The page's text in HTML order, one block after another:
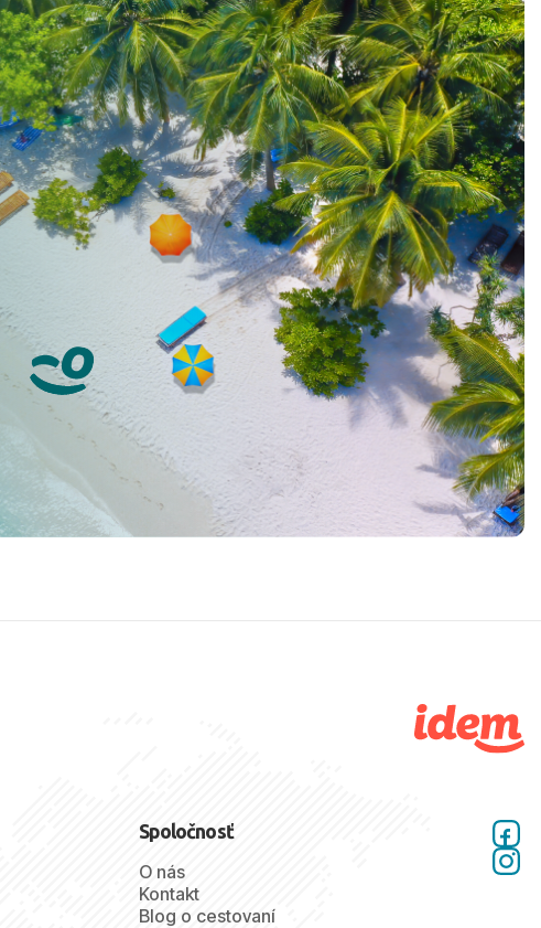
Spoločnosť
O nás
Kontakt
Blog o cestovaní